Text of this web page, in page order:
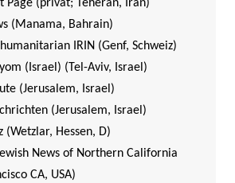
Page (privat; Teheran, Iran)
(Manama, Bahrain)
IRIN (Genf, Schweiz)
(Israel) (Tel-Aviv, Israel)
(Jerusalem, Israel)
(Jerusalem, Israel)
(Wetzlar, Hessen, D)
News of Northern California
CA, USA)